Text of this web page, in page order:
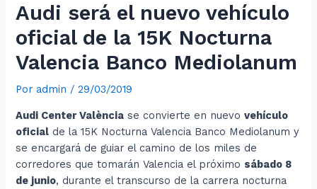
Audi será el nuevo vehículo
oficial de la 15K Nocturna
Valencia Banco Mediolanum
Por admin /29/03/2019
Audi Center València se convierte en nuevovehículo
oficial de la 15K Nocturna Valencia Banco Mediolanum y
se encargará de guiar el camino de los miles de
corredores que tomarán Valencia el próximo sábado 8
de junio, durante el transcurso de la carrera nocturna